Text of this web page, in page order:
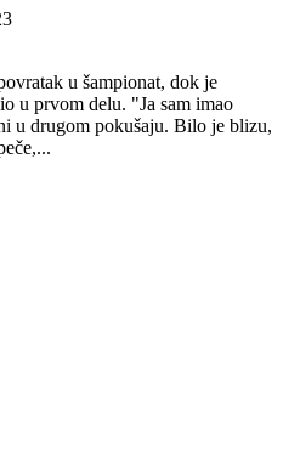
u šampionat, dok je
u prvom delu. "Ja sam imao
u drugom pokušaju. Bilo je blizu,